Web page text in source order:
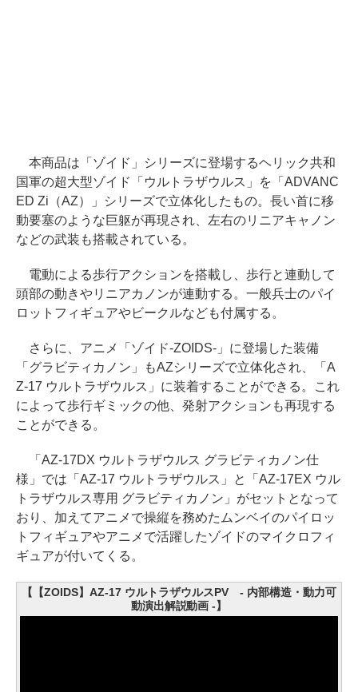
本商品は「ゾイド」シリーズに登場するヘリック共和
国軍の超大型ゾイド「ウルトラザウルス」を「ADVANC
ED Zi（AZ）」シリーズで立体化したもの。長い首に移
動要塞のような巨躯が再現され、左右のリニアキャノン
などの武装も搭載されている。
電動による歩行アクションを搭載し、歩行と連動して
頭部の動きやリニアカノンが連動する。一般兵士のパイ
ロットフィギュアやビークルなども付属する。
さらに、アニメ「ゾイド-ZOIDS-」に登場した装備
「グラビティカノン」もAZシリーズで立体化され、「A
Z-17 ウルトラザウルス」に装着することができる。これ
によって歩行ギミックの他、発射アクションも再現する
ことができる。
「AZ-17DX ウルトラザウルス グラビティカノン仕
様」では「AZ-17 ウルトラザウルス」と「AZ-17EX ウル
トラザウルス専用 グラビティカノン」がセットとなって
おり、加えてアニメで操縦を務めたムンベイのパイロッ
トフィギュアやアニメで活躍したゾイドのマイクロフィ
ギュアが付いてくる。
【【ZOIDS】AZ-17 ウルトラザウルスPV - 内部構造・動力可
動演出解説動画 -】